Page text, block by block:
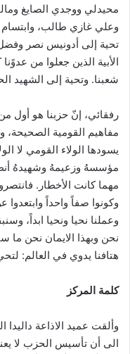
محيدلي ووجدي الصايغ
وعلي غازي طالب،
تحية إلى أدونيس نصر
الأبية الذين جعلوا من عدوًنا
شعبنا. وتحية إلى الشهيد
رفقائي، إنّ حزبنا هو أول
مفاهيم القومية الصحيحة،
يسودها الولاء القومي لا
مؤسسهُ وزعيمهُ وشهيدهُ
مهما كانت الأخطار.
وكونوا صفاً واحداً
وعملنا نحيا ونحيا ابداً،
نحن وبهذا الايمان نحن
هتافنا يدوي في العالم:
كلمة المركز
وألقت عميد الاذاعة
الى أن تأسيس الحزب لا